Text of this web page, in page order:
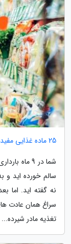
25 ماده غذایی مفید و مضر در تغذیه مادر شیرده و تاثیر آنها بر کودک
شما در 9
سالم خورده اید و
نه گفته اید. اما
سراغ همان عادت
تغذیه مادر شیرده...